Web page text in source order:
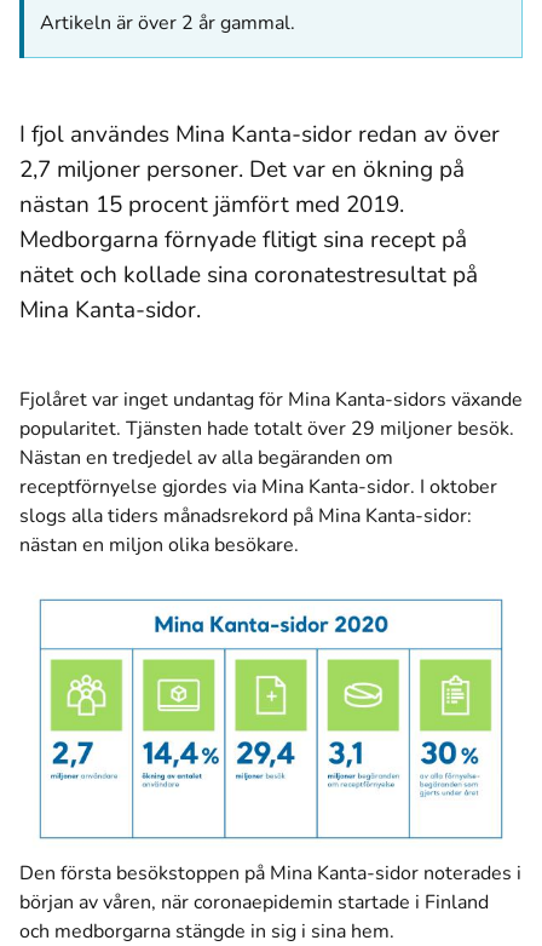
Artikeln är över 2 år gammal.
I fjol användes Mina Kanta-sidor redan av över
2,7 miljoner personer. Det var en ökning på
nästan 15 procent jämfört med 2019.
Medborgarna förnyade flitigt sina recept på
nätet och kollade sina coronatestresultat på
Mina Kanta-sidor.
Fjolåret var inget undantag för Mina Kanta-sidors växande
popularitet. Tjänsten hade totalt över 29 miljoner besök.
Nästan en tredjedel av alla begäranden om
receptförnyelse gjordes via Mina Kanta-sidor. I oktober
slogs alla tiders månadsrekord på Mina Kanta-sidor:
nästan en miljon olika besökare.
Den första besökstoppen på Mina Kanta-sidor noterades i
början av våren, när coronaepidemin startade i Finland
och medborgarna stängde in sig i sina hem.